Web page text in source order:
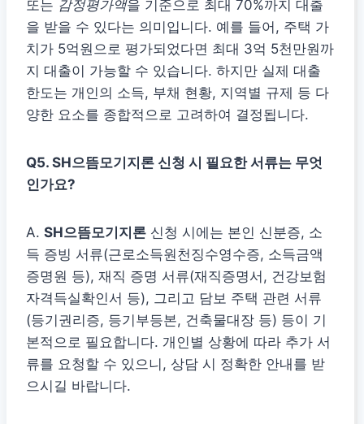
또는 감정평가액을 기준으로 최대 70%까지 대출
을 받을 수 있다는 의미입니다. 예를 들어, 주택 가
치가 5억원으로 평가되었다면 최대 3억 5천만원까
지 대출이 가능할 수 있습니다. 하지만 실제 대출
한도는 개인의 소득, 부채 현황, 지역별 규제 등 다
양한 요소를 종합적으로 고려하여 결정됩니다.
Q5. SH으뜸모기지론 신청 시 필요한 서류는 무엇
인가요?
A. SH으뜸모기지론 신청 시에는 본인 신분증, 소
득 증빙 서류(근로소득원천징수영수증, 소득금액
증명원 등), 재직 증명 서류(재직증명서, 건강보험
자격득실확인서 등), 그리고 담보 주택 관련 서류
(등기권리증, 등기부등본, 건축물대장 등) 등이 기
본적으로 필요합니다. 개인별 상황에 따라 추가 서
류를 요청할 수 있으니, 상담 시 정확한 안내를 받
으시길 바랍니다.